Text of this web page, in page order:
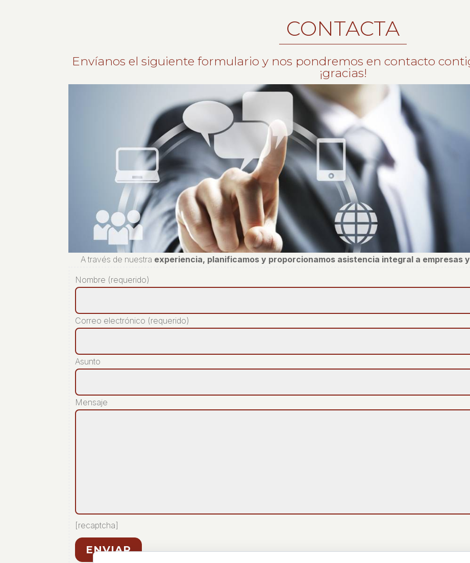
CONTACTA
Envíanos el siguiente formulario y nos pondremos en contacto
¡gracias!
A través de nuestra experiencia, planificamos y proporcionamos asistencia integral a empresas
Nombre (requerido)
Correo electrónico (requerido)
Asunto
Mensaje
[recaptcha]
ENVIAR